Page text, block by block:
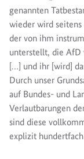
genannten
wieder wird
der von ihm
unterstellt, die AfD
[…] und ihr [wird]
Durch unser
auf Bundes- und
Verlautbarungen
sind diese
explizit